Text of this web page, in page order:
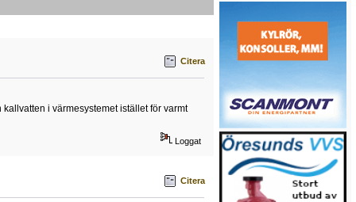
Citera
i värmesystemet istället för varmt
Loggat
Citera